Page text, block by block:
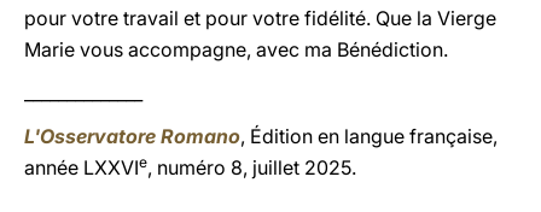
pour votre travail et pour votre fidélité. Que la Vierge
Marie vous accompagne, avec ma Bénédiction.
L'Osservatore Romano, Édition en langue française,
année LXXVIe, numéro 8, juillet 2025.